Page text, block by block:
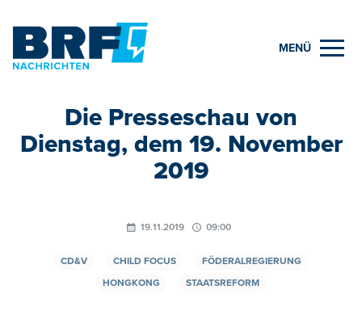
MENÜ
Die Presseschau von
Dienstag, dem 19. November
2019
19.11.2019 09:00
CD&V CHILD FOCUS
FÖDERALREGIERUNG
HONGKONG
STAATSREFORM